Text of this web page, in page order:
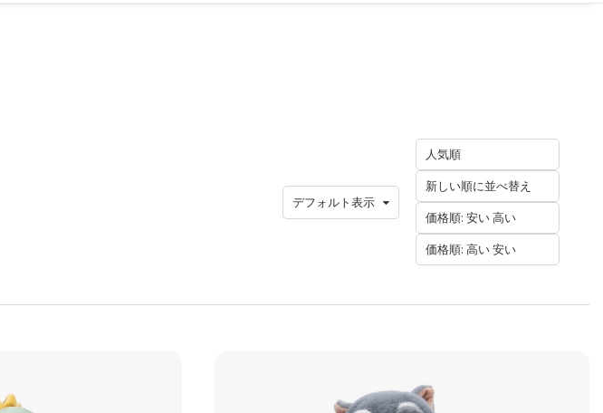
デフォルト表示
人気順
新しい順に並べ替え
価格順: 安い 高い
価格順: 高い 安い